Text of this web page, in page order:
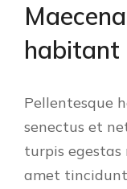
habitant
Pellentesque
senectus et
turpis egestas
amet